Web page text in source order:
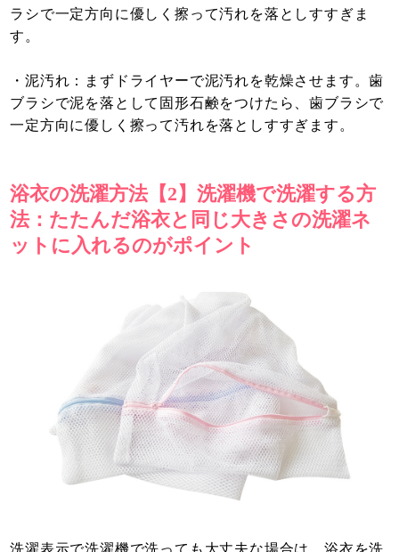
ラシで一定方向に優しく擦って汚れを落としすすぎま
す。
・泥汚れ：まずドライヤーで泥汚れを乾燥させます。歯
ブラシで泥を落として固形石鹸をつけたら、歯ブラシで
一定方向に優しく擦って汚れを落としすすぎます。
浴衣の洗濯方法【2】洗濯機で洗濯する方
法：たたんだ浴衣と同じ大きさの洗濯ネ
ットに入れるのがポイント
洗濯表示で洗濯機で洗っても大丈夫な場合は、浴衣を洗